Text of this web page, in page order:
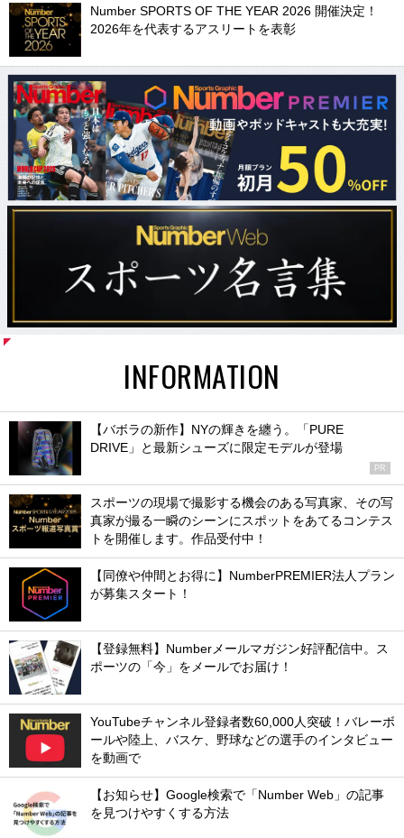
Number SPORTS OF THE YEAR 2026 開催決定！
2026年を代表するアスリートを表彰
INFORMATION
【バボラの新作】NYの輝きを纏う。「PURE
DRIVE」と最新シューズに限定モデルが登場
PR
スポーツの現場で撮影する機会のある写真家、その写
真家が撮る一瞬のシーンにスポットをあてるコンテス
トを開催します。作品受付中！
【同僚や仲間とお得に】NumberPREMIER法人プラン
が募集スタート！
【登録無料】Numberメールマガジン好評配信中。ス
ポーツの「今」をメールでお届け！
YouTubeチャンネル登録者数60,000人突破！バレーボ
ールや陸上、バスケ、野球などの選手のインタビュー
を動画で
【お知らせ】Google検索で「Number Web」の記事
を見つけやすくする方法